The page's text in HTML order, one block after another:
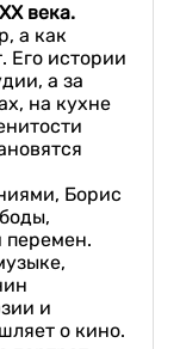
века.
а как
Его истории
а за
на кухне
Борис
перемен.
и
о кино.